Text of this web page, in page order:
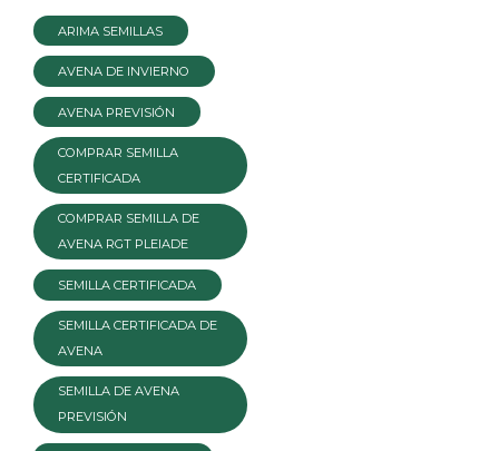
ARIMA SEMILLAS
AVENA DE INVIERNO
AVENA PREVISIÓN
COMPRAR SEMILLA
CERTIFICADA
COMPRAR SEMILLA DE
AVENA RGT PLEIADE
SEMILLA CERTIFICADA
SEMILLA CERTIFICADA DE
AVENA
SEMILLA DE AVENA
PREVISIÓN